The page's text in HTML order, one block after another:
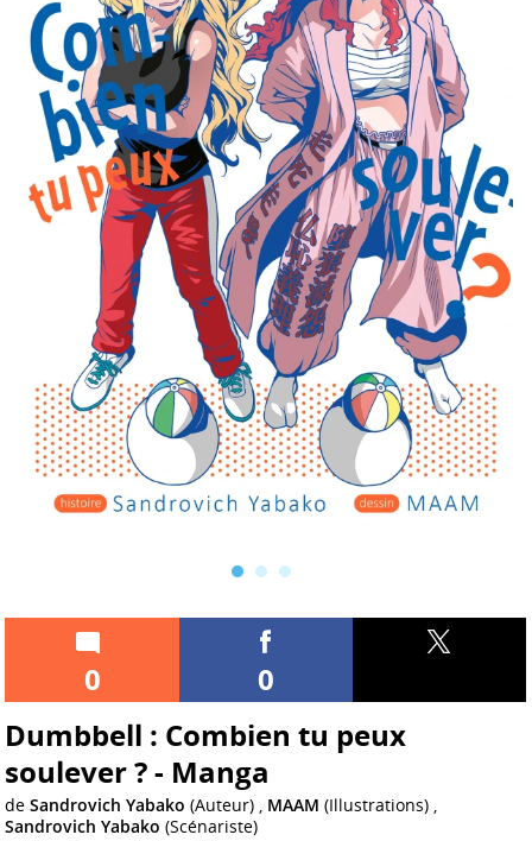
0
0
Dumbbell : Combien tu peux
soulever ? - Manga
deSandrovich Yabako (Auteur) , MAAM (Illustrations) ,
Sandrovich Yabako (Scénariste)